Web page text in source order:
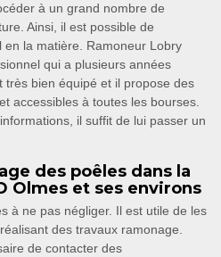
à un grand nombre de
Ainsi, il est possible de
la matière. Ramoneur Lobry
qui a plusieurs années
très bien équipé et il propose des
accessibles à toutes les bourses.
il suffit de lui passer un
des poêles dans la
Olmes et ses environs
à ne pas négliger. Il est utile de les
des travaux ramonage.
de contacter des